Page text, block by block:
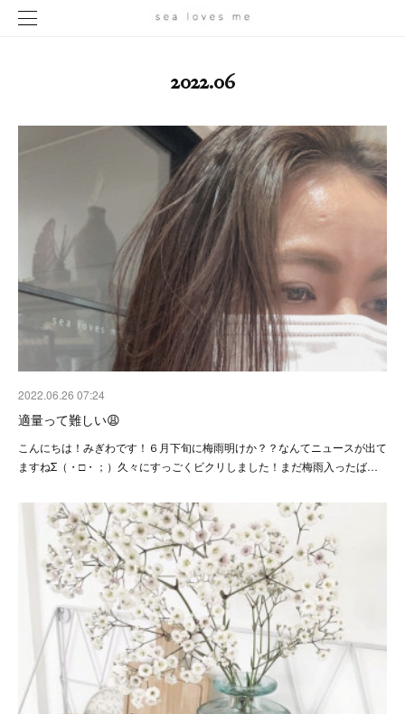
2022.06
2022.06.26 07:24
適量って難しい😩
こんにちは！みぎわです！６月下旬に梅雨明けか？？なんてニュースが出て
ますねΣ（・□・；）久々にすっごくビクリしました！まだ梅雨入ったば…